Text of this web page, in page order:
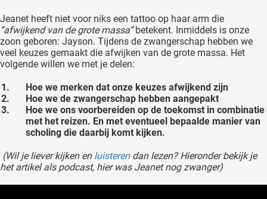
Jeanet heeft niet voor niks een tattoo op haar arm die
“afwijkend van de grote massa”betekent. Inmiddels is onze
zoon geboren: Jayson. Tijdens de zwangerschap hebben we
veel keuzes gemaakt die afwijken van de grote massa. Het
volgende willen we met je delen:
Hoe we merken dat onze keuzes afwijkend zijn
Hoe we de zwangerschap hebben aangepakt
Hoe we ons voorbereiden op de toekomst in combinatie
met het reizen. En met eventueel bepaalde manier van
scholing die daarbij komt kijken.
(Wil je liever kijken en luisterendan lezen? Hieronder bekijk je
het artikel als podcast, hier was Jeanet nog zwanger)
te
de
Hierdoor
website-